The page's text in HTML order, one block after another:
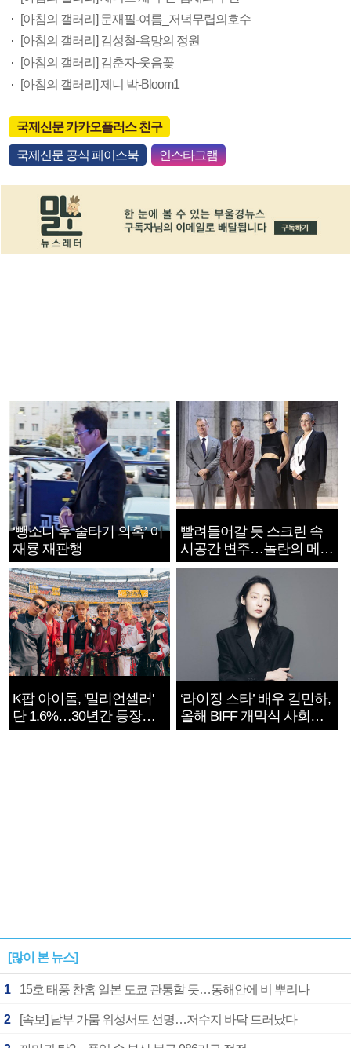
[아침의 갤러리] 문재필-여름_저녁무렵의호수
[아침의 갤러리] 김성철-욕망의 정원
[아침의 갤러리] 김춘자-웃음꽃
[아침의 갤러리] 제니 박-Bloom1
국제신문 카카오플러스 친구
국제신문 공식 페이스북 인스타그램
‘뺑소니 후 술타기 의혹’ 이
재룡 재판행
빨려들어갈 듯 스크린 속
시공간 변주…놀란의 메시
지는 ‘전쟁 속죄’
K팝 아이돌, '밀리언셀러'
단 1.6%…30년간 등장
1182개팀 전수조사
‘라이징 스타’ 배우 김민하,
올해 BIFF 개막식 사회자
확정
[많이 본 뉴스]
1 15호 태풍 찬홈 일본 도쿄 관통할 듯…동해안에 비 뿌리나
2 [속보] 남부 가뭄 위성서도 선명…저수지 바닥 드러났다